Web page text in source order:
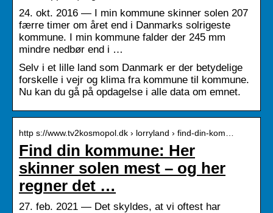
24. okt. 2016 — I min kommune skinner solen 207
færre timer om året end i Danmarks solrigeste
kommune. I min kommune falder der 245 mm
mindre nedbør end i …
Selv i et lille land som Danmark er der betydelige
forskelle i vejr og klima fra kommune til kommune.
Nu kan du gå på opdagelse i alle data om emnet.
http s://www.tv2kosmopol.dk › lorryland › find-din-kom…
Find din kommune: Her
skinner solen mest – og her
regner det …
27. feb. 2021 — Det skyldes, at vi oftest har